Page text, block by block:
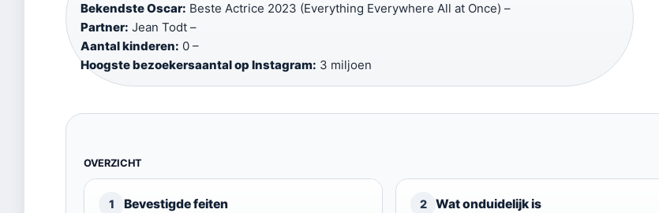
Bekendste Oscar: Beste Actrice 2023 (Everything Everywhere All at Once) –
Partner: Jean Todt –
Aantal kinderen: 0 –
Hoogste bezoekersaantal op Instagram: 3 miljoen
OVERZICHT
1 Bevestigde feiten 2 Wat onduidelijk is